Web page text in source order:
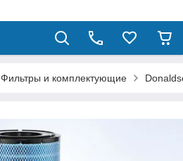
Фильтры и комплектующие